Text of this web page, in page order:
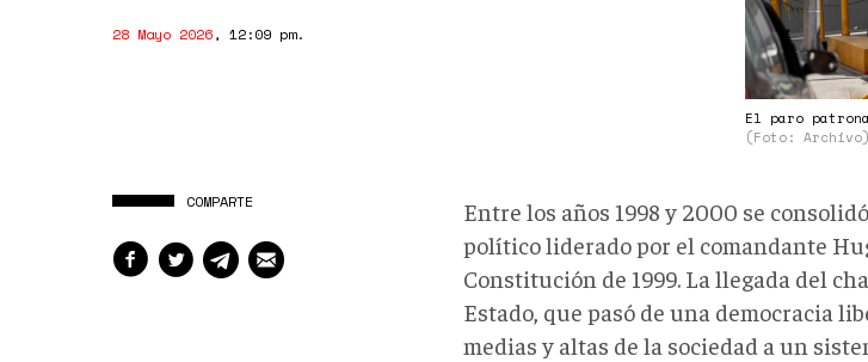
El paro
(Foto: Archivo)
28 Mayo 2026, 12:09 pm.
COMPARTE
Entre los años 1998 y 2000 se
político liderado por el comandante
Constitución de 1999. La llegada del
Estado, que pasó de una democracia
medias y altas de la sociedad a un